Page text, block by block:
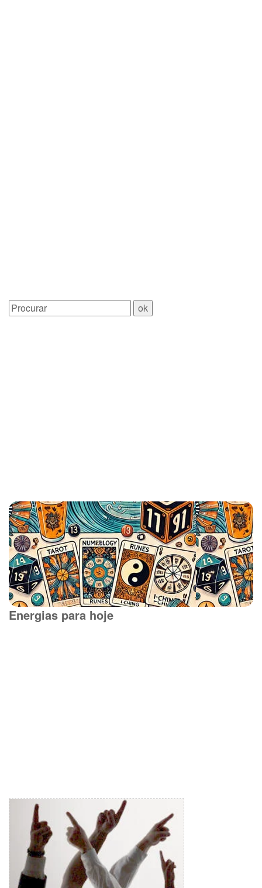
Energias para hoje